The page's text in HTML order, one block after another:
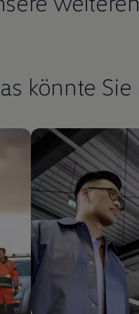
könnte Sie